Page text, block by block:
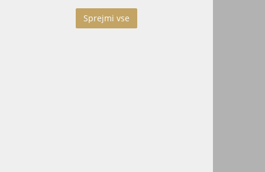
Sprejmi vse